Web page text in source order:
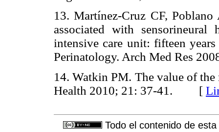
13. Martínez-Cruz CF,
associated with
intensive care unit: fifteen
Perinatology. Arch Med Res
14. Watkin PM. The value of
Health 2010; 21: 37-41. [
Todo el contenido de